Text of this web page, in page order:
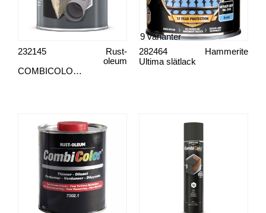
COMBICOLOR® MULTI SURFACE
Rust-
oleum
232145
Ultima slätlack
Hammerite
282464
9 varianter